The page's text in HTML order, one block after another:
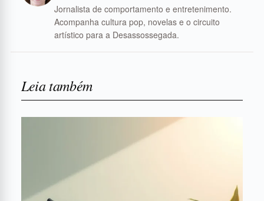
Jornalista de comportamento e entretenimento.
Acompanha cultura pop, novelas e o circuito
artístico para a Desassossegada.
Leia também